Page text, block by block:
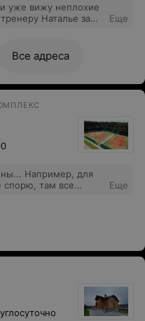
уже вижу неплохие
Наталье за
Еще
Все адреса
Например, для
спорю, там все
при
Опускайте
если не
Еще